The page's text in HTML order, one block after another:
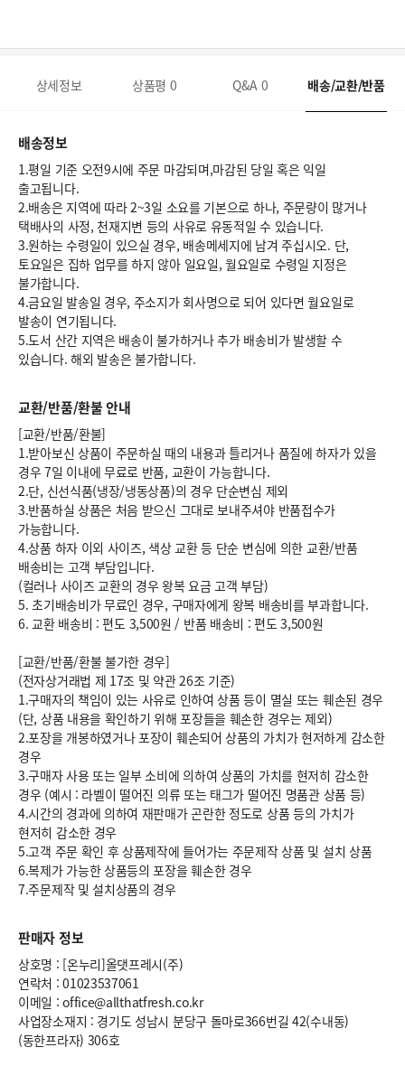
상세정보 상품평 0 Q&A 0 배송/교환/반품
배송정보
1.평일 기준 오전9시에 주문 마감되며,마감된 당일 혹은 익일
출고됩니다.
2.배송은 지역에 따라 2~3일 소요를 기본으로 하나, 주문량이 많거나
택배사의 사정, 천재지변 등의 사유로 유동적일 수 있습니다.
3.원하는 수령일이 있으실 경우, 배송메세지에 남겨 주십시오. 단,
토요일은 집하 업무를 하지 않아 일요일, 월요일로 수령일 지정은
불가합니다.
4.금요일 발송일 경우, 주소지가 회사명으로 되어 있다면 월요일로
발송이 연기됩니다.
5.도서 산간 지역은 배송이 불가하거나 추가 배송비가 발생할 수
있습니다. 해외 발송은 불가합니다.
교환/반품/환불 안내
[교환/반품/환불]
1.받아보신 상품이 주문하실 때의 내용과 틀리거나 품질에 하자가 있을
경우 7일 이내에 무료로 반품, 교환이 가능합니다.
2.단, 신선식품(냉장/냉동상품)의 경우 단순변심 제외
3.반품하실 상품은 처음 받으신 그대로 보내주셔야 반품접수가
가능합니다.
4.상품 하자 이외 사이즈, 색상 교환 등 단순 변심에 의한 교환/반품
배송비는 고객 부담입니다.
(컬러나 사이즈 교환의 경우 왕복 요금 고객 부담)
5. 초기배송비가 무료인 경우, 구매자에게 왕복 배송비를 부과합니다.
6.교환 배송비 : 편도 3,500원 / 반품 배송비 : 편도 3,500원
[교환/반품/환불 불가한 경우]
(전자상거래법 제 17조 및 약관 26조 기준)
1.구매자의 책임이 있는 사유로 인하여 상품 등이 멸실 또는 훼손된 경우
(단, 상품 내용을 확인하기 위해 포장들을 훼손한 경우는 제외)
2.포장을 개봉하였거나 포장이 훼손되어 상품의 가치가 현저하게 감소한
경우
3.구매자 사용 또는 일부 소비에 의하여 상품의 가치를 현저히 감소한
경우 (예시 : 라벨이 떨어진 의류 또는 태그가 떨어진 명품관 상품 등)
4.시간의 경과에 의하여 재판매가 곤란한 정도로 상품 등의 가치가
현저히 감소한 경우
5.고객 주문 확인 후 상품제작에 들어가는 주문제작 상품 및 설치 상품
6.복제가 가능한 상품등의 포장을 훼손한 경우
7.주문제작 및 설치상품의 경우
판매자 정보
상호명 : [온누리]올댓프레시(주)
연락처 : 01023537061
이메일 : office@allthatfresh.co.kr
사업장소재지 : 경기도 성남시 분당구 돌마로366번길 42(수내동)
(동한프라자) 306호